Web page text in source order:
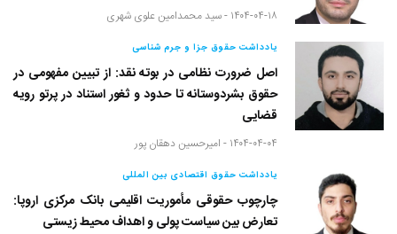
۱۴۰۴-۰۴-۱۸ - سید محمدامین علوی شهری
یادداشت حقوق جزا و جرم شناسی
اصل ضرورت نظامی در بوته نقد: از تبیین مفهومی در
حقوق بشردوستانه تا حدود و ثغور استناد در پرتو رویه
قضایی
۱۴۰۴-۰۴-۰۴ - امیرحسین دهقان پور
یادداشت حقوق اقتصادی بین المللی
چارچوب حقوقی مأموریت اقلیمی بانک مرکزی اروپا:
تعارض بین سیاست پولی و اهداف محیط زیستی